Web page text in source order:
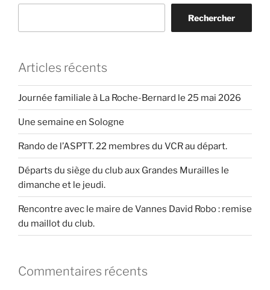
Rechercher
Articles récents
Journée familiale à La Roche-Bernard le 25 mai 2026
Une semaine en Sologne
Rando de l’ASPTT. 22 membres du VCR au départ.
Départs du siège du club aux Grandes Murailles le
dimanche et le jeudi.
Rencontre avec le maire de Vannes David Robo : remise
du maillot du club.
Commentaires récents